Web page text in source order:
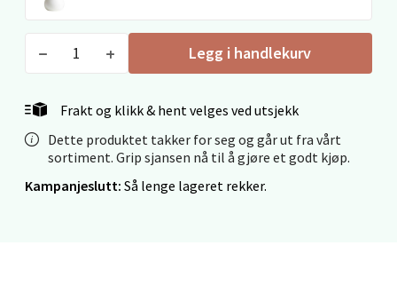
Legg i handlekurv
Frakt og klikk & hent velges ved utsjekk
Dette produktet takker for seg og går ut fra vårt
sortiment. Grip sjansen nå til å gjøre et godt kjøp.
Kampanjeslutt: Så lenge lageret rekker.
Ålesund - Thon Senter Moa
Langelandsvegen 25, 6010 Ålesund
0 i butikk
Velg